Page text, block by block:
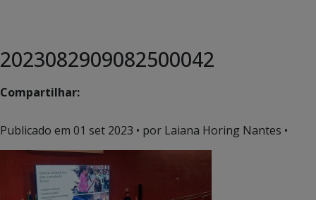
2023082909082500042
Compartilhar:
Publicado em 01 set 2023 • por Laiana Horing Nantes •